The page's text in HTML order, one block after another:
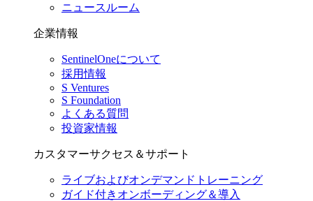
ニュースルーム
企業情報
SentinelOneについて
採用情報
S Ventures
S Foundation
よくある質問
投資家情報
カスタマーサクセス＆サポート
ライブおよびオンデマンドトレーニング
ガイド付きオンボーディング＆導入